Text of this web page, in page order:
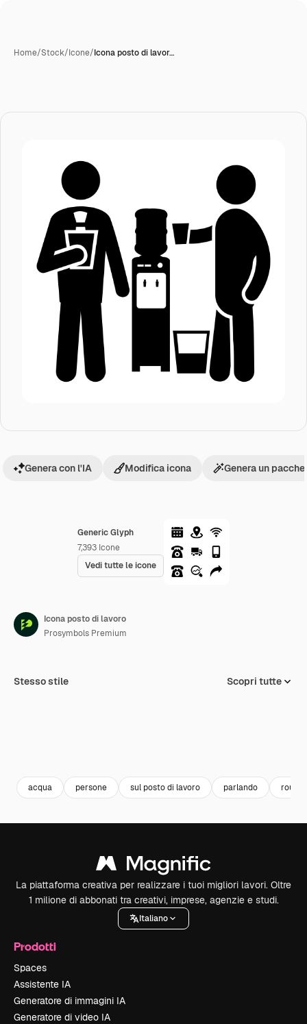
Home/Stock/Icone/Icona posto di lavor…
Generic Glyph
7,393 Icone
Vedi tutte le icone
Genera con l'IA Modifica icona Genera un
Icona posto di lavoro
Prosymbols Premium
Stesso stile Scopri tutte
acqua persone sul posto di lavoro parlando
La piattaforma creativa per realizzare i tuoi migliori lavori. Oltre
1 milione di abbonati tra creativi, imprese, agenzie e studi.
Italiano
Prodotti
Spaces
Assistente IA
Generatore di immagini IA
Generatore di video IA